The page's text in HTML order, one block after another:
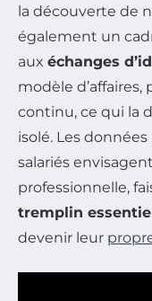
la découverte de
également un
aux échanges
modèle
continu, ce qui la
isolé. Les
salariés
professionnelle,
tremplin
devenir leur